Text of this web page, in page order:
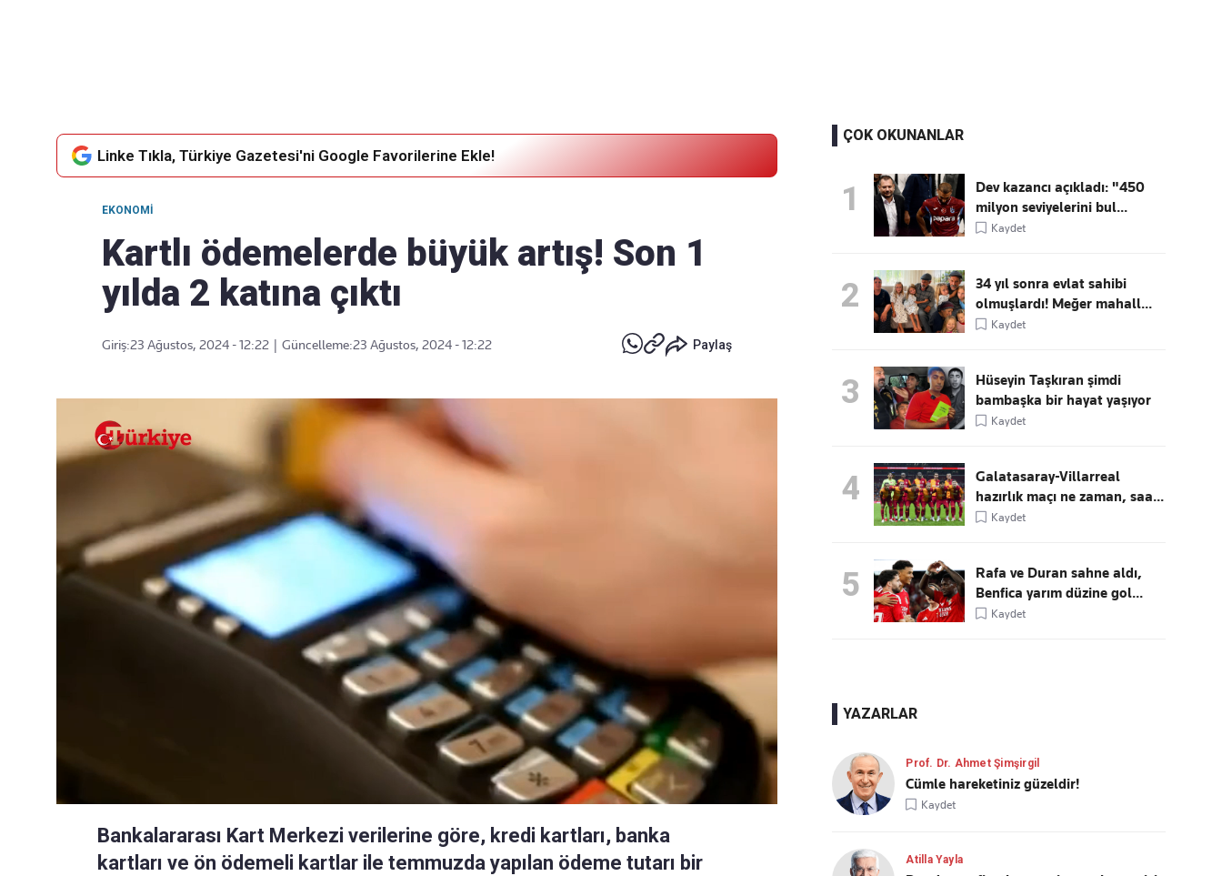
Linke Tıkla, Türkiye Gazetesi'ni Google Favorilerine Ekle!
EKONOMI
Kartlı ödemelerde büyük artış! Son 1
yılda 2 katına çıktı
Giriş:23 Ağustos, 2024 - 12:22 Güncelleme:23 Ağustos, 2024 - 12:22 Paylaş
Bankalararası Kart Merkezi verilerine göre, kredi kartları, banka
kartları ve ön ödemeli kartlar ile temmuzda yapılan ödeme tutarı bir
ÇOK OKUNANLAR
1
Dev kazancı açıkladı: "450
milyon seviyelerini bul...
Kaydet
2
34 yıl sonra evlat sahibi
olmuşlardı! Meğer mahall...
Kaydet
3
Hüseyin Taşkıran şimdi
bambaşka bir hayat yaşıyor
Kaydet
4
Galatasaray-Villarreal
hazırlık maçı ne zaman, saa...
Kaydet
5
Rafa ve Duran sahne aldı,
Benfica yarım düzine gol...
Kaydet
YAZARLAR
Prof. Dr. Ahmet Şimşirgil
Cümle hareketiniz güzeldir!
Kaydet
Atilla Yayla